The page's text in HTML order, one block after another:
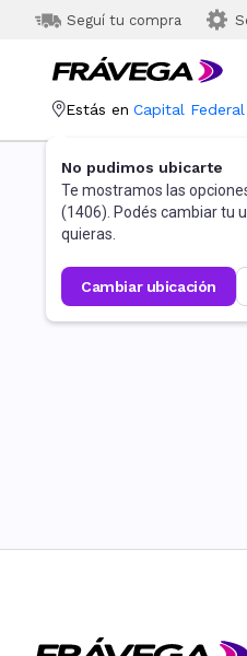
Seguí tu compra
Estás en Capital Federal
No pudimos ubicarte
Te mostramos las
(1406). Podés cambiar tu
quieras.
cambiar ubicación